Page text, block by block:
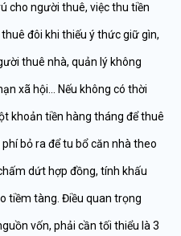
cho người thuê, việc thu tiền
đôi khi thiếu ý thức giữ gìn,
thuê nhà, quản lý không
xã hội… Nếu không có thời
khoản tiền hàng tháng để thuê
bỏ ra để tu bổ căn nhà theo
dứt hợp đồng, tính khấu
tiềm tàng. Điều quan trọng
vốn, phải cần tối thiểu là 3